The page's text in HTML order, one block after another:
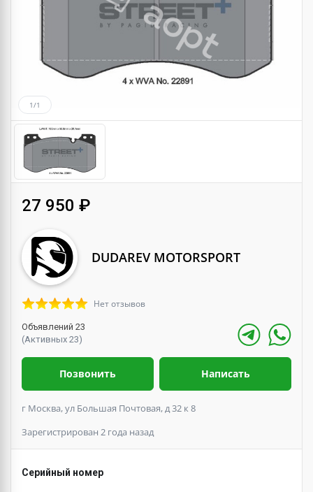
1/1
27 950 ₽
DUDAREV MOTORSPORT
Нет отзывов
Объявлений 23
(Активных 23)
Позвонить Написать
г Москва, ул Большая Почтовая, д 32 к 8
Зарегистрирован 2 года назад
Серийный номер